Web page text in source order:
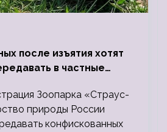
после изъятия хотят
в частные
Зоопарка «Страус-
природы России
конфискованных